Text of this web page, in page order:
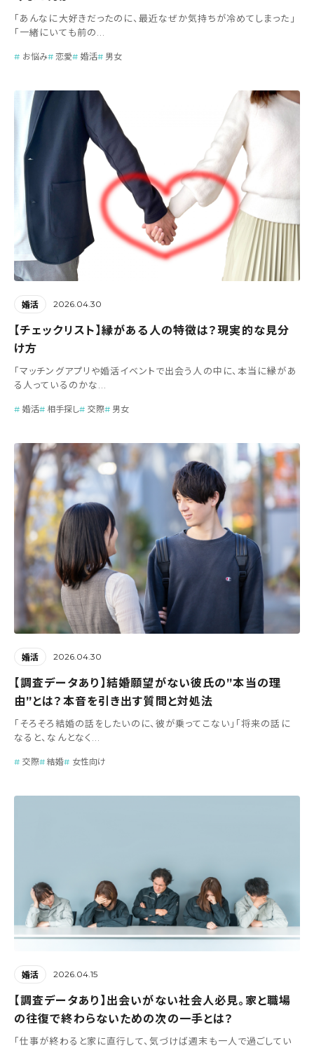
「あんなに大好きだったのに、最近なぜか気持ちが冷めてしまった」
「一緒にいても前の...
お悩み 恋愛 婚活 男女
婚活 2026.04.30
【チェックリスト】縁がある人の特徴は？現実的な見分
け方
「マッチングアプリや婚活イベントで出会う人の中に、本当に縁があ
る人っているのかな...
婚活 相手探し 交際 男女
婚活 2026.04.30
【調査データあり】結婚願望がない彼氏の”本当の理
由”とは？本音を引き出す質問と対処法
「そろそろ結婚の話をしたいのに、彼が乗ってこない」「将来の話に
なると、なんとなく...
交際 結婚 女性向け
婚活 2026.04.15
【調査データあり】出会いがない社会人必見。家と職場
の往復で終わらないための次の一手とは？
「仕事が終わると家に直行して、気づけば週末も一人で過ごしてい